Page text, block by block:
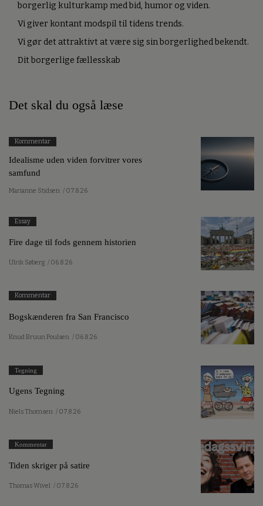
borgerlig kulturkamp med bid, humor og viden.
Vi giver kontant modspil til tidens trends.
Vi gør det attraktivt at være sig sin borgerlighed bekendt.
Dit borgerlige fællesskab
Det skal du også læse
Kommentar
Idealisme uden viden forvitrer vores
samfund
Marianne Stidsen / 07.8.26
Essay
Fire dage til fods gennem historien
Ulrik Søberg / 06.8.26
Kommentar
Bogskænderen fra San Francisco
Knud Bruun Poulsen / 06.8.26
Tegning
Ugens Tegning
Niels Thomsen / 07.8.26
Kommentar
Tiden skriger på satire
Thomas Wivel / 07.8.26